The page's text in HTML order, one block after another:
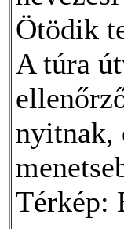
Ötödik
A túra
nyitnak,
Térkép: